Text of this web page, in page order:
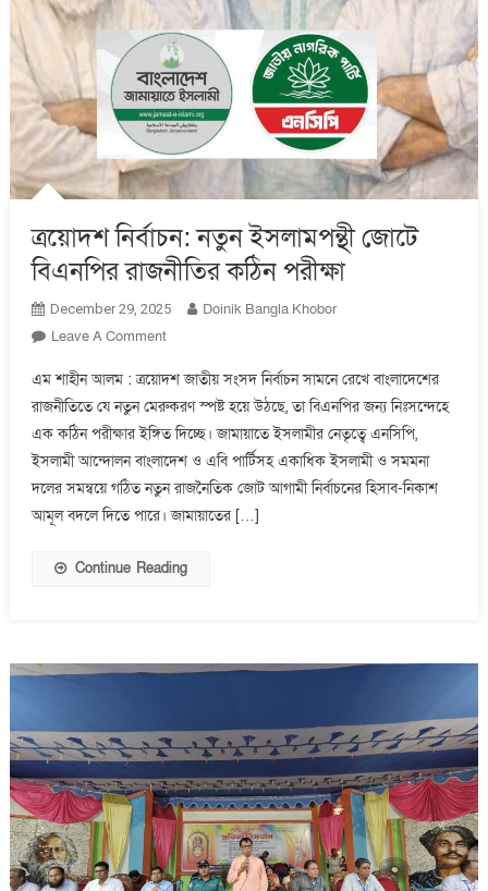
ত্রয়োদশ নির্বাচন: নতুন ইসলামপন্থী জোটে
বিএনপির রাজনীতির কঠিন পরীক্ষা
December 29, 2025
Doinik Bangla Khobor
Leave A CommentOn
নির্বাচন:
নতুন
ইসলামপন্থী
জোটে
বিএনপির
রাজনীতির
পরীক্ষা
এম শাহীন আলম : ত্রয়োদশ জাতীয় সংসদ নির্বাচন সামনে রেখে বাংলাদেশের
রাজনীতিতে যে নতুন মেরুকরণ স্পষ্ট হয়ে উঠছে, তা বিএনপির জন্য নিঃসন্দেহে
এক কঠিন পরীক্ষার ইঙ্গিত দিচ্ছে। জামায়াতে ইসলামীর নেতৃত্বে এনসিপি,
ইসলামী আন্দোলন বাংলাদেশ ও এবি পার্টিসহ একাধিক ইসলামী ও সমমনা
দলের সমন্বয়ে গঠিত নতুন রাজনৈতিক জোট আগামী নির্বাচনের হিসাব-নিকাশ
আমূল বদলে দিতে পারে। জামায়াতের […]
Continue Reading